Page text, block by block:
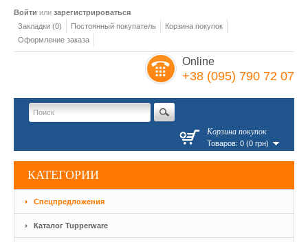
Войти или зарегистрироваться
Закладки (0)
Постоянный покупатель
Корзина покупок
Оформление заказа
Online
+38 (095) 790 72 07
Корзина покупок
Товаров: 0 (0 грн)
КАТЕГОРИИ
Спецпредложения
Каталог Tupperware